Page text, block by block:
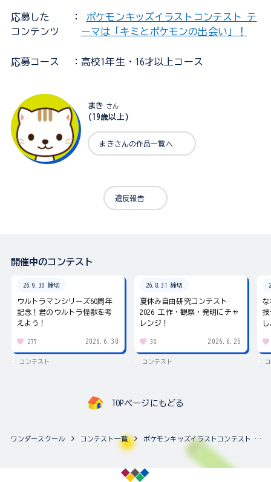
応募した
コンテンツ
：
ポケモンキッズイラストコンテスト テ
ーマは「キミとポケモンの出会い」！
応募コース ：高校1年生・16才以上コース
まき さん
(19歳以上)
まきさんの作品一覧へ
違反報告
開催中のコンテスト
26.9.30 締切
ウルトラマンシリーズ60周年
記念！君のウルトラ怪獣を考
えよう！
277 2026.6.30
コンテスト
26.8.31 締切
夏休み自由研究コンテスト
2026 工作・観察・発明にチャ
レンジ！
38 2026.6.25
コンテスト
な
技
TOPページにもどる
ワンダースクール コンテスト一覧 ポケモンキッズイラストコンテスト テーマは「キミとポケモンの出会い」！